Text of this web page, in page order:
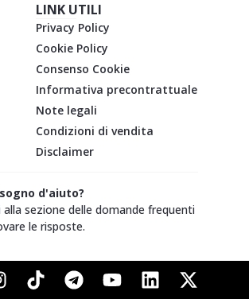
LINK UTILI
Privacy Policy
Cookie Policy
Consenso Cookie
Informativa precontrattuale
Note legali
Condizioni di vendita
Disclaimer
d'aiuto?
alla sezione delle domande frequenti
le risposte.